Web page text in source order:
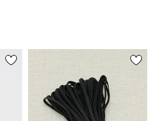
от Купава
дополнительные
до 30% на узкие
тканей